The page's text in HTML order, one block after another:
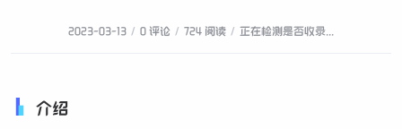
2023-03-13 / 0 评论 / 724 阅读 / 正在检测是否收录...
介绍